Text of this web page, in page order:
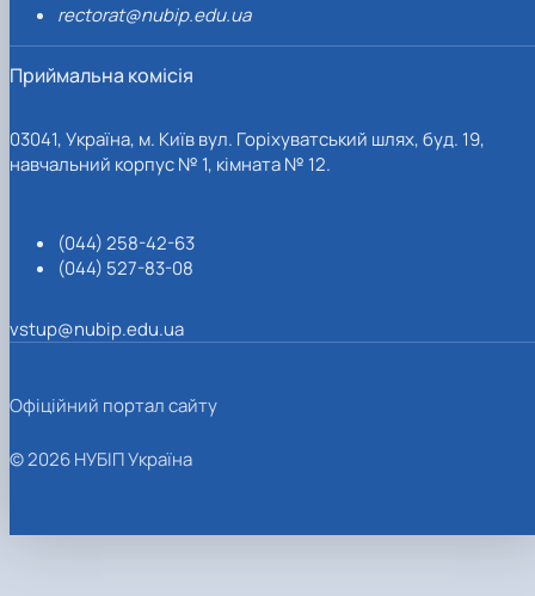
rectorat@nubip.edu.ua
Приймальна комісія
03041, Україна, м. Київ вул. Горіхуватський шлях, буд. 19,
навчальний корпус № 1, кімната № 12.
(044) 258-42-63
(044) 527-83-08
vstup@nubip.edu.ua
Офіційний портал сайту
© 2026 НУБІП Україна